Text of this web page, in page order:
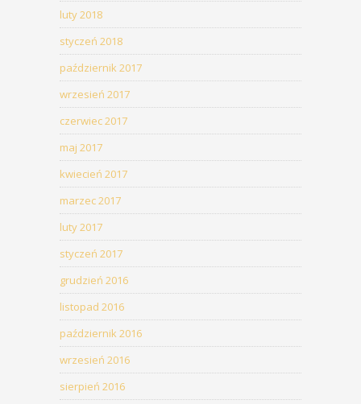
luty 2018
styczeń 2018
październik 2017
wrzesień 2017
czerwiec 2017
maj 2017
kwiecień 2017
marzec 2017
luty 2017
styczeń 2017
grudzień 2016
listopad 2016
październik 2016
wrzesień 2016
sierpień 2016